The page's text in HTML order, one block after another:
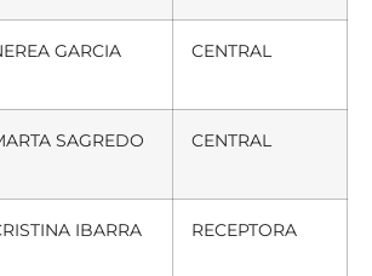
GARCIA CENTRAL
SAGREDO CENTRAL
IBARRA RECEPTORA